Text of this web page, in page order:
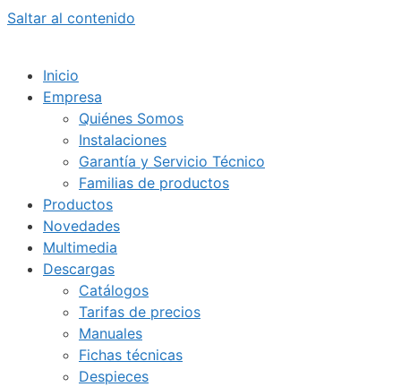
Saltar al contenido
Inicio
Empresa
Quiénes Somos
Instalaciones
Garantía y Servicio Técnico
Familias de productos
Productos
Novedades
Multimedia
Descargas
Catálogos
Tarifas de precios
Manuales
Fichas técnicas
Despieces